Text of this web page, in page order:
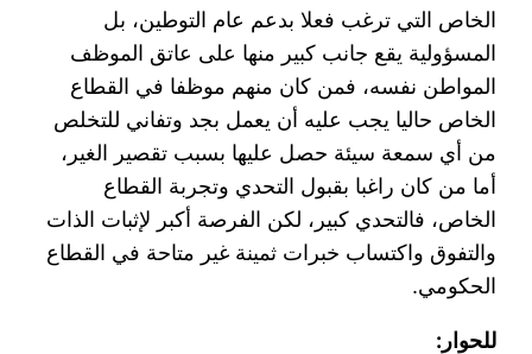
الخاص التي ترغب فعلا بدعم عام التوطين، بل
المسؤولية يقع جانب كبير منها على عاتق الموظف
المواطن نفسه، فمن كان منهم موظفا في القطاع
الخاص حاليا يجب عليه أن يعمل بجد وتفاني للتخلص
من أي سمعة سيئة حصل عليها بسبب تقصير الغير،
أما من كان راغبا بقبول التحدي وتجربة القطاع
الخاص، فالتحدي كبير، لكن الفرصة أكبر لإثبات الذات
والتفوق واكتساب خبرات ثمينة غير متاحة في القطاع
الحكومي.
للحوار: